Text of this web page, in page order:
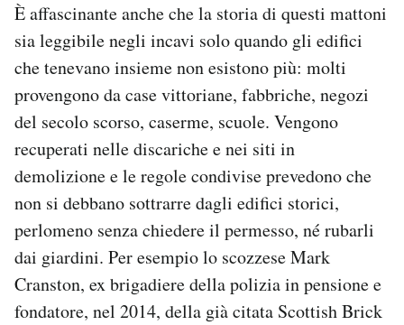
È affascinante anche che la storia di questi mattoni
sia leggibile negli incavi solo quando gli edifici
che tenevano insieme non esistono più: molti
provengono da case vittoriane, fabbriche, negozi
del secolo scorso, caserme, scuole. Vengono
recuperati nelle discariche e nei siti in
demolizione e le regole condivise prevedono che
non si debbano sottrarre dagli edifici storici,
perlomeno senza chiedere il permesso, né rubarli
dai giardini. Per esempio lo scozzese Mark
Cranston, ex brigadiere della polizia in pensione e
fondatore, nel 2014, della già citata Scottish Brick